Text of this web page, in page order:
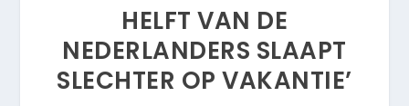
HELFT VAN DE
NEDERLANDERS SLAAPT
SLECHTER OP VAKANTIE’